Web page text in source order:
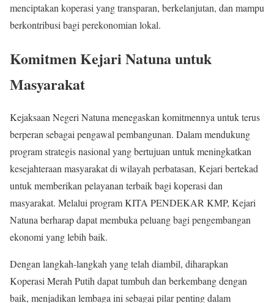
menciptakan koperasi yang transparan, berkelanjutan, dan mampu
berkontribusi bagi perekonomian lokal.
Komitmen Kejari Natuna untuk
Masyarakat
Kejaksaan Negeri Natuna menegaskan komitmennya untuk terus
berperan sebagai pengawal pembangunan. Dalam mendukung
program strategis nasional yang bertujuan untuk meningkatkan
kesejahteraan masyarakat di wilayah perbatasan, Kejari bertekad
untuk memberikan pelayanan terbaik bagi koperasi dan
masyarakat. Melalui program KITA PENDEKAR KMP, Kejari
Natuna berharap dapat membuka peluang bagi pengembangan
ekonomi yang lebih baik.
Dengan langkah-langkah yang telah diambil, diharapkan
Koperasi Merah Putih dapat tumbuh dan berkembang dengan
baik, menjadikan lembaga ini sebagai pilar penting dalam